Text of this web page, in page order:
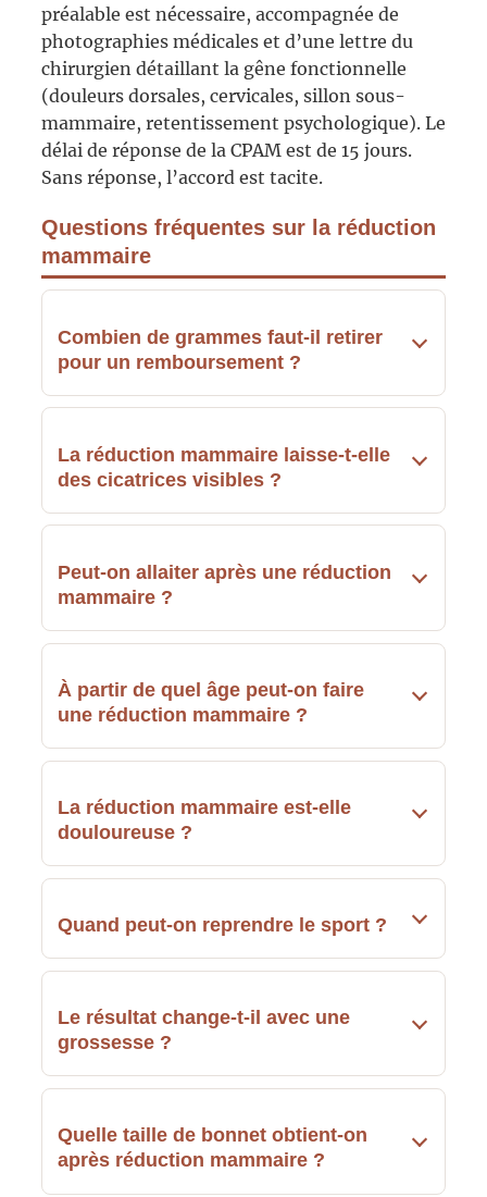
préalable est nécessaire, accompagnée de
photographies médicales et d’une lettre du
chirurgien détaillant la gêne fonctionnelle
(douleurs dorsales, cervicales, sillon sous-
mammaire, retentissement psychologique). Le
délai de réponse de la CPAM est de 15 jours.
Sans réponse, l’accord est tacite.
Questions fréquentes sur la réduction
mammaire
Combien de grammes faut-il retirer
pour un remboursement ?
La réduction mammaire laisse-t-elle
des cicatrices visibles ?
Peut-on allaiter après une réduction
mammaire ?
À partir de quel âge peut-on faire
une réduction mammaire ?
La réduction mammaire est-elle
douloureuse ?
Quand peut-on reprendre le sport ?
Le résultat change-t-il avec une
grossesse ?
Quelle taille de bonnet obtient-on
après réduction mammaire ?